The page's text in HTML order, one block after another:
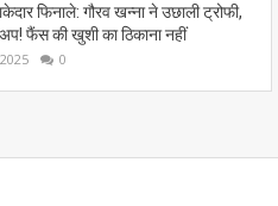
फिनाले: गौरव खन्ना ने उछाली ट्रोफी,
फैंस की खुशी का ठिकाना नहीं
0